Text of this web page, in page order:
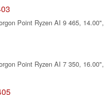
Point Ryzen AI 9 465, 14.00",
Point Ryzen AI 7 350, 16.00",